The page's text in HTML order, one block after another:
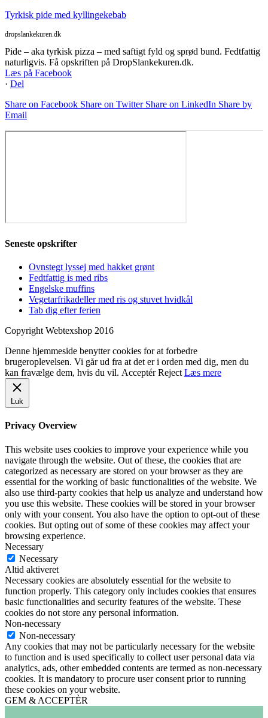
Tyrkisk pide med kyllingekebab
dropslankekuren.dk
Pide – aka tyrkisk pizza – med saftigt fyld og sprød bund. Fedtfattig
naturligvis. Få opskriften på DropSlankekuren.dk.
Læs på Facebook
· Del
Share on Facebook Share on Twitter Share on LinkedIn Share by
Email
Seneste opskrifter
Ovnstegt lyssej med hakket grønt
Fedtfattig is med ribs
Engelske muffins
Vegetarfrikadeller med ris og stuvet hvidkål
Tab dig efter ferien
Copyright Webtexshop 2016
Denne hjemmeside benytter cookies for at forbedre
brugeroplevelsen. Vi går ud fra at det er i orden med dig, men du
kan fravælge dem, hvis du vil. Acceptér Reject Læs mere
Luk
Privacy Overview
This website uses cookies to improve your experience while you
navigate through the website. Out of these, the cookies that are
categorized as necessary are stored on your browser as they are
essential for the working of basic functionalities of the website. We
also use third-party cookies that help us analyze and understand how
you use this website. These cookies will be stored in your browser
only with your consent. You also have the option to opt-out of these
cookies. But opting out of some of these cookies may affect your
browsing experience.
Necessary
Necessary
Altid aktiveret
Necessary cookies are absolutely essential for the website to
function properly. This category only includes cookies that ensures
basic functionalities and security features of the website. These
cookies do not store any personal information.
Non-necessary
Non-necessary
Any cookies that may not be particularly necessary for the website
to function and is used specifically to collect user personal data via
analytics, ads, other embedded contents are termed as non-necessary
cookies. It is mandatory to procure user consent prior to running
these cookies on your website.
GEM & ACCEPTÈR